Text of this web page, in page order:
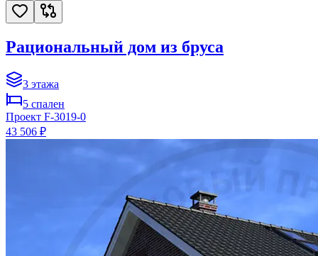
Рациональный дом из бруса
3 этажа
5 спален
Проект F-3019-0
43 506 ₽